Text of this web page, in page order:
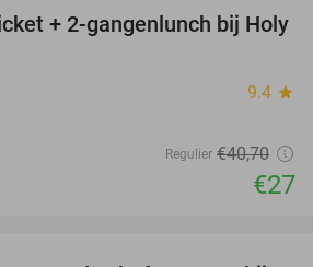
34%
+ 2-gangenlunch bij Holy
9.4 star
Regulier €40,70
€27